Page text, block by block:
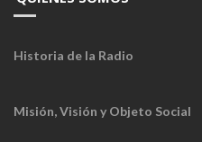
Historia de la Radio
Misión, Visión y Objeto Social